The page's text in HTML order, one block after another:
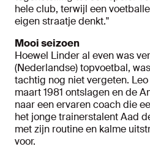
hele club, terwijl een
eigen straatje denkt."
Mooi seizoen
Hoewel Linder al even was
(Nederlandse) topvoetbal,
tachtig nog niet vergeten.
maart 1981 ontslagen en de
naar een ervaren coach die
het jonge trainerstalent Aad
met zijn routine en kalme
voor.